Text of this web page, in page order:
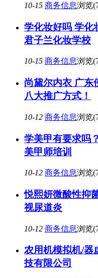
10-15 商务信息浏览
学化妆好吗 学化
君子兰化妆学校
10-15 商务信息浏览
尚黛尔内衣 广东
八大推广方式！
10-12 商务信息浏览
学美甲有要求吗
美甲师培训
10-12 商务信息浏览
悦熙妍微酸性抑
视尿道炎
10-12 商务信息浏览
农用机模拟机/器
技有限公司